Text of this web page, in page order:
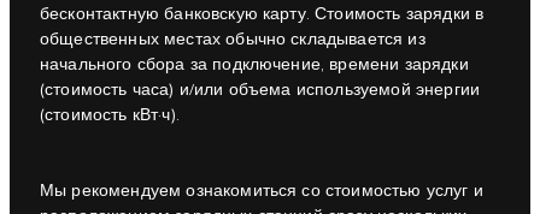
бесконтактную банковскую карту. Стоимость зарядки в
общественных местах обычно складывается из
начального сбора за подключение, времени зарядки
(стоимость часа) и/или объема используемой энергии
(стоимость кВт·ч).
Мы рекомендуем ознакомиться со стоимостью услуг и